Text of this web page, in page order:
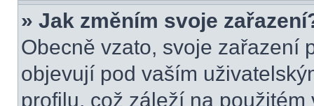
» Jak změním svoje
Obecně vzato, svoje zařazení
objevují pod vaším
profilu, což záleží na